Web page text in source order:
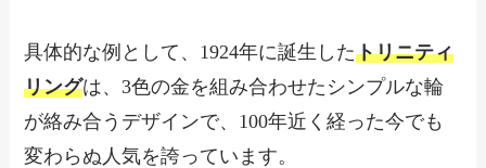
具体的な例として、1924年に誕生したトリニティ
リングは、3色の金を組み合わせたシンプルな輪
が絡み合うデザインで、100年近く経った今でも
変わらぬ人気を誇っています。